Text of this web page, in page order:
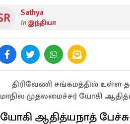
Sathya
in இந்தியா
திரிவேணி சங்கமத்தில் உள்ள
மாநில முதலமைச்சர் யோகி
யோகி ஆதித்யநாத் பேச்சு